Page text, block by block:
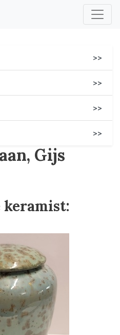
>>
>>
>>
>>
Gijs
keramist: